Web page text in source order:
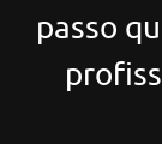
passo